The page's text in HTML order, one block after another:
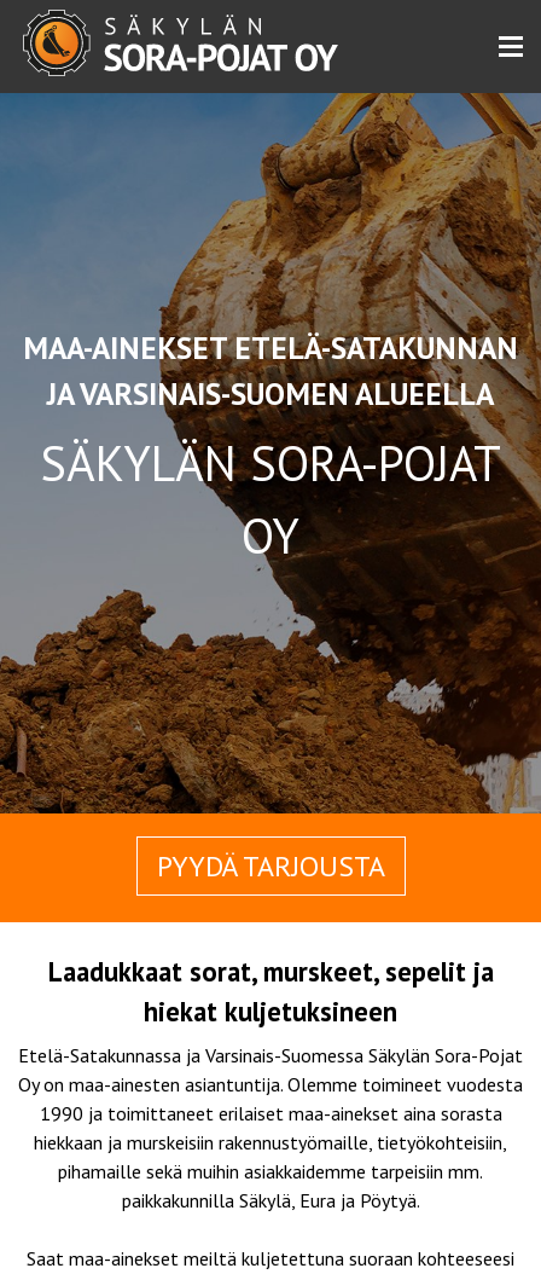
Siirry
sisältöön
MAA-AINEKSET ETELÄ-SATAKUNNAN
JA VARSINAIS-SUOMEN ALUEELLA
SÄKYLÄN SORA-POJAT
OY
PYYDÄ TARJOUSTA
Laadukkaat sorat, murskeet, sepelit ja
hiekat kuljetuksineen
Etelä-Satakunnassa ja Varsinais-Suomessa Säkylän Sora-Pojat
Oy on maa-ainesten asiantuntija. Olemme toimineet vuodesta
1990 ja toimittaneet erilaiset maa-ainekset aina sorasta
hiekkaan ja murskeisiin rakennustyömaille, tietyökohteisiin,
pihamaille sekä muihin asiakkaidemme tarpeisiin mm.
paikkakunnilla Säkylä, Euraja Pöytyä.
Saat maa-ainekset meiltä kuljetettuna suoraan kohteeseesi